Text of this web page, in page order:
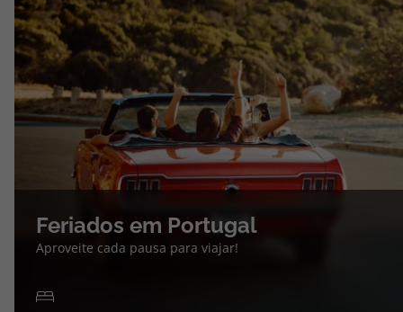
Feriados em Portugal
Aproveite cada pausa para viajar!